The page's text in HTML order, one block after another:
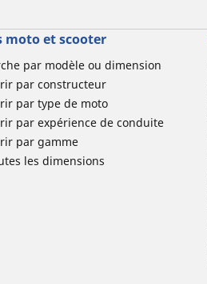
moto et scooter
par modèle ou dimension
par constructeur
par type de moto
par expérience de conduite
par gamme
les dimensions